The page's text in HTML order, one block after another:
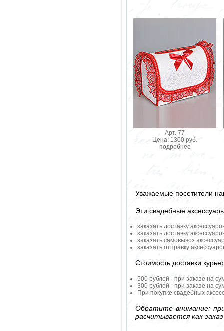
Арт. 77
Цена: 1300 руб.
подробнее
Уважаемые посетители
Эти свадебные
заказать доставку
заказать доставку
заказать самовывоз
заказать отправку
Стоимость доставки
500 рублей - при заказе на
300 рублей - при заказе на
При покупке свадебных
Обратите внимание:
расчитывается как